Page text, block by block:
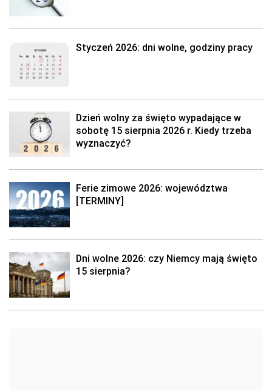
Styczeń 2026: dni wolne, godziny pracy
Dzień wolny za święto wypadające w
sobotę 15 sierpnia 2026 r. Kiedy trzeba
wyznaczyć?
Ferie zimowe 2026: województwa
[TERMINY]
Dni wolne 2026: czy Niemcy mają święto
15 sierpnia?